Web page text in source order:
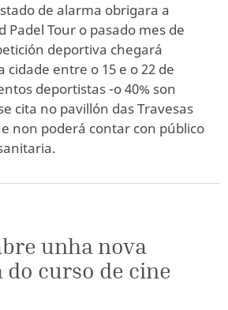
de alarma obrigara a
Padel Tour o pasado mes de
deportiva chegará
entre o 15 e o 22 de
deportistas -o 40% son
cita no pavillón das Travesas
non poderá contar con público
unha nova
curso de cine